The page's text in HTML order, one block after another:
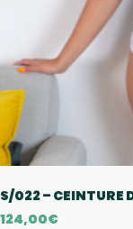
S/022 – CEINTURE
124,00€